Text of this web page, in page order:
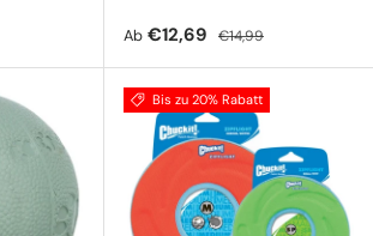
Verkaufspreis
Ab €12,69 Normaler Preis
€14,99
Bis zu 20% Rabatt